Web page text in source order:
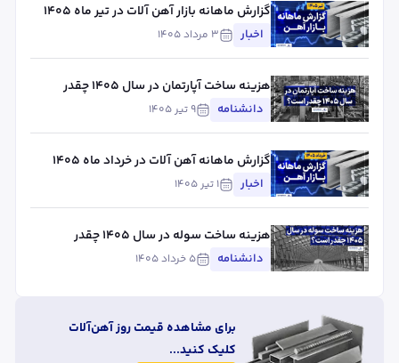
گزارش ماهانه بازار آهن آلات در تیر ماه ۱۴۰۵
اخبار ۳ مرداد ۱۴۰۵
هزینه ساخت آپارتمان در سال ۱۴۰۵ چقدر
است؟
دانشنامه ۹ تیر ۱۴۰۵
گزارش ماهانه آهن آلات در خرداد ماه ۱۴۰۵
اخبار ۱ تیر ۱۴۰۵
هزینه ساخت سوله در سال ۱۴۰۵ چقدر
است؟
دانشنامه ۵ خرداد ۱۴۰۵
برای مشاهده قیمت روز آهن‌آلات
کلیک کنید...